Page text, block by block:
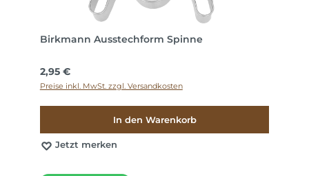
Birkmann Ausstechform Spinne
Regulärer Preis:
2,95 €
Preise inkl. MwSt. zzgl. Versandkosten
In den Warenkorb
Jetzt merken